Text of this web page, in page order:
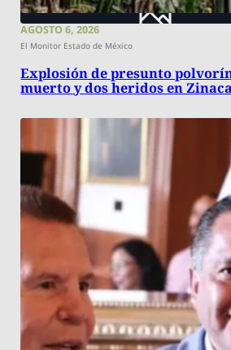
AGOSTO 6, 2026
El Monitor Estado de México
Explosión de presunto
muerto y dos heridos en